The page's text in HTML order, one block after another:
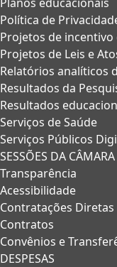
Política de
Projetos de
Projetos de Leis e
Relatórios analíticos
Resultados da
Resultados
Serviços de Saúde
Serviços Públicos
SESSÕES DA CÂMARA
Transparência
Acessibilidade
Contratações Diretas
Contratos
Convênios e
DESPESAS